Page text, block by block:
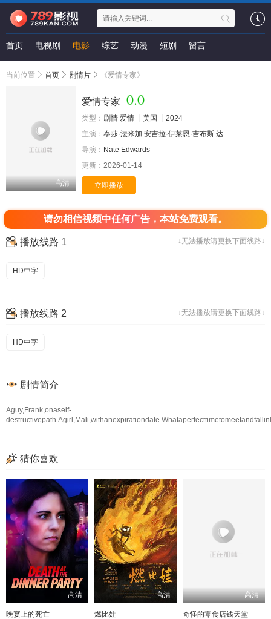
首页 电视剧 电影 综艺 动漫 短剧 留言
当前位置 首页 剧情片 《爱情专家》
高清
爱情专家 0.0
类型： 剧情 爱情 美国
2024
主演： 泰莎·法米加 安吉拉·伊莱恩·吉布斯 达
导演： Nate Edwards
更新： 2026-01-14
立即播放
请勿相信视频中任何广告，本站免费观看。
↓无法播放请更换下面线路↓
播放线路 1
HD中字
↓无法播放请更换下面线路↓
播放线路 2
HD中字
剧情简介
Aguy,Frank,onaself-
猜你喜欢
高清
晚宴上的死亡
高清
燃比娃
高清
奇怪的零食店钱天堂